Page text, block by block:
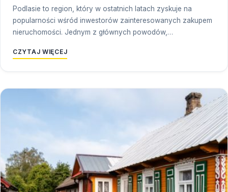
Podlasie to region, który w ostatnich latach zyskuje na
popularności wśród inwestorów zainteresowanych zakupem
nieruchomości. Jednym z głównych powodów,…
CZYTAJ WIĘCEJ